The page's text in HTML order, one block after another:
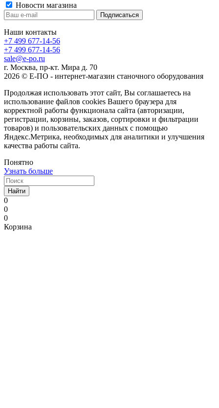
Новости магазина
Наши контакты
+7 499 677-14-56
+7 499 677-14-56
sale@e-po.ru
г. Москва, пр-кт. Мира д. 70
2026 © Е-ПО - интернет-магазин станочного оборудования
Продолжая использовать этот сайт, Вы соглашаетесь на
использование файлов cookies Вашего браузера для
корректной работы функционала сайта (авторизации,
регистрации, корзины, заказов, сортировки и фильтрации
товаров) и пользовательских данных с помощью
Яндекс.Метрика, необходимых для аналитики и улучшения
качества работы сайта.
Понятно
Узнать больше
Найти
0
0
0
Корзина